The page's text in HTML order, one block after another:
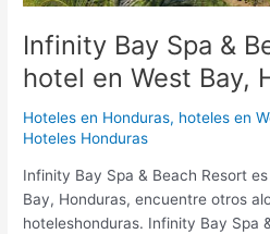
Infinity Bay Spa &
hotel en West Bay,
Hoteles en Honduras, hoteles en
Hoteles Honduras
Infinity Bay Spa & Beach Resort
Bay, Honduras, encuentre otros
hoteleshonduras. Infinity Bay Spa